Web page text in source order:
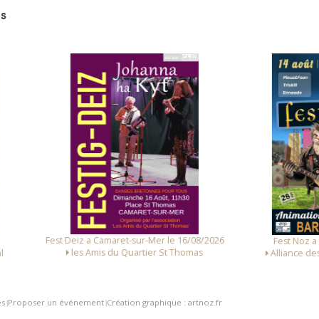
a Camaret-sur-Mer le 16/08/2026
les Amis du Quartier St Thomas
Fest Noz a Arzal le 14/08/
Alliance des Associations
|Proposer un événement |Création graphique : artnoz.fr